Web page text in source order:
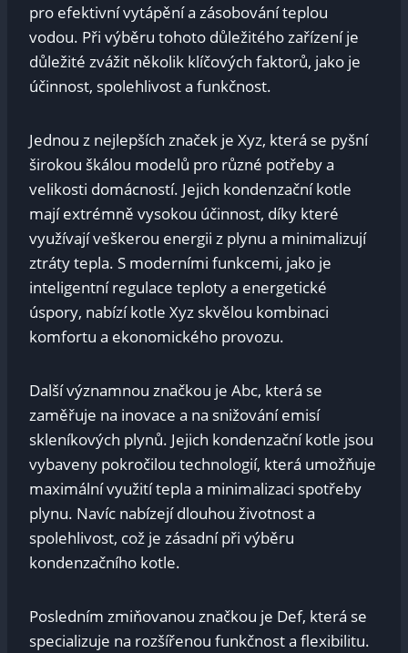
pro efektivní vytápění a zásobování teplou
vodou. Při výběru tohoto důležitého zařízení je
důležité zvážit několik klíčových faktorů, jako je
účinnost, spolehlivost a funkčnost.
Jednou z nejlepších značek je Xyz, která se pyšní
širokou škálou modelů pro různé potřeby a
velikosti domácností. Jejich kondenzační kotle
mají extrémně vysokou účinnost, díky které
využívají veškerou energii z plynu a minimalizují
ztráty tepla. S moderními funkcemi, jako je
inteligentní regulace teploty a energetické
úspory, nabízí kotle Xyz skvělou kombinaci
komfortu a ekonomického provozu.
Další významnou značkou je Abc, která se
zaměřuje na inovace a na snižování emisí
skleníkových plynů. Jejich kondenzační kotle jsou
vybaveny pokročilou technologií, která umožňuje
maximální využití tepla a minimalizaci spotřeby
plynu. Navíc nabízejí dlouhou životnost a
spolehlivost, což je zásadní při výběru
kondenzačního kotle.
Posledním zmiňovanou značkou je Def, která se
specializuje na rozšířenou funkčnost a flexibilitu.